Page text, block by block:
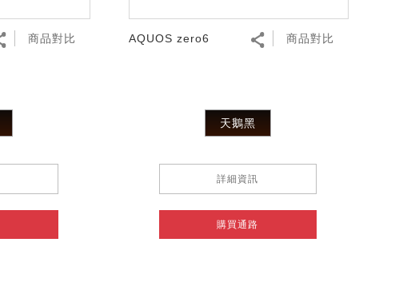
商品對比 AQUOS zero6 商品對比
天鵝黑
詳細資訊
購買通路